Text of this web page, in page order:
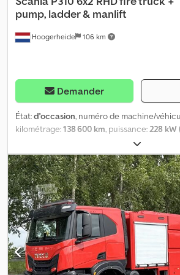
Hoogerheide 106 km
pump, ladder & manlift
Demander
État:d'occasion, numéro de machine/
kilométrage:138 600 km, puissance:228 kW
, dimension des
couleur:autre, cabine conducteur:cabine
d'engrenage:automatique, classe
acier-air, longueur totale:9 800 mm,
hauteur totale:3 700 mm, Année de
d'options et d'accessoires = - Ralentisseur
Aeu H Dgtedpeck = Remarques = Cabine
Châssis Hauteur du châssis: 100 cm
cm (2-3) Réservoir Carburant: ✓ = Plus
des pneus: 315/70 R22.5 Essieu 1: Direction;
gauche: 65%; Sculptures des pneus droite: